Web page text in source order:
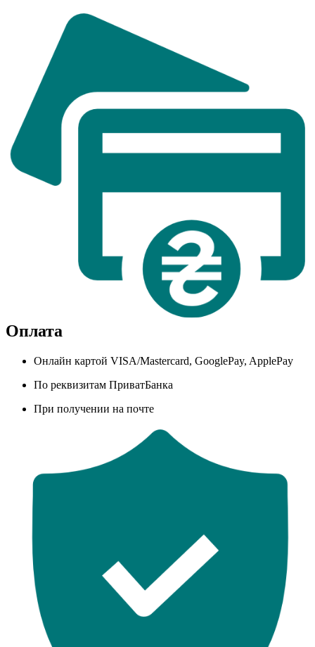
Оплата
Онлайн картой VISA/Mastercard, GooglePay, ApplePay
По реквизитам ПриватБанка
При получении на почте